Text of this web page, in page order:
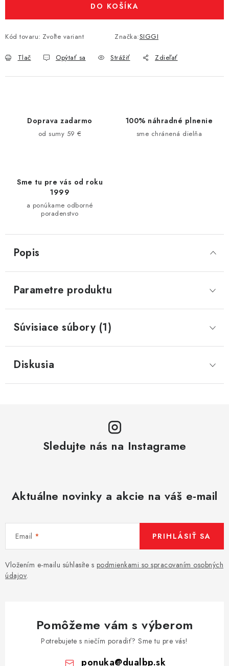
DO KOŠÍKA
Kód tovaru: Zvoľte variant Značka:SIGGI
Tlač Opýtať sa Strážiť Zdieľať
Doprava zadarmo
od sumy 59 €
100% náhradné plnenie
sme chránená dielňa
Sme tu pre vás od roku
1999
a ponúkame odborné
poradenstvo
Popis
Parametre produktu
Súvisiace súbory (1)
Diskusia
Sledujte nás na Instagrame
Aktuálne novinky a akcie na váš e-mail
Email
Vložením e-mailu súhlasíte s podmienkami so spracovaním osobných
údajov.
PRIHLÁSIŤ SA
Pomôžeme vám s výberom
Potrebujete s niečím poradiť? Sme tu pre vás!
ponuka@dualbp.sk